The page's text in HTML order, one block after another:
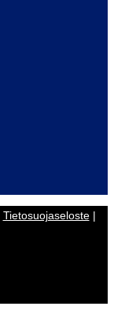
Tietosuojaseloste|